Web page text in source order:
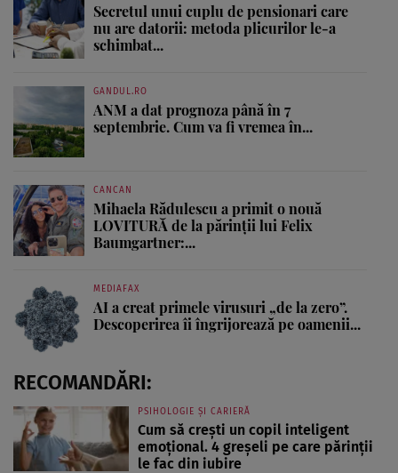
Secretul unui cuplu de pensionari care
nu are datorii: metoda plicurilor le-a
schimbat...
GANDUL.RO
ANM a dat prognoza până în 7
septembrie. Cum va fi vremea în...
CANCAN
Mihaela Rădulescu a primit o nouă
LOVITURĂ de la părinții lui Felix
Baumgartner:...
MEDIAFAX
AI a creat primele virusuri „de la zero”.
Descoperirea îi îngrijorează pe oamenii...
RECOMANDĂRI:
PSIHOLOGIE ȘI CARIERĂ
Cum să crești un copil inteligent
emoțional. 4 greșeli pe care părinții
le fac din iubire